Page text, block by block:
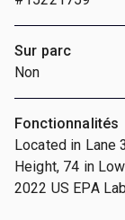
Sur parc
Non
Fonctionnalités
Located in Lane
Height, 74 in
2022 US EPA